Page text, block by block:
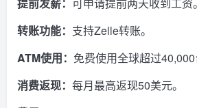
转账功能： 支持Zelle转账。
ATM使用： 免费使用全球超过40,000
消费返现： 每月最高返现50美元。